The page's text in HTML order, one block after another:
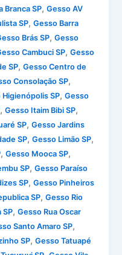
Branca SP,Gesso AV
SP,Gesso Barra
Brás SP,Gesso
Cambuci SP,Gesso
SP,Gesso Centro de
Consolação SP,
Higienópolis SP,Gesso
,Gesso Itaim Bibi SP,
SP,Gesso Jardins
SP,Gesso Limão SP,
,Gesso Mooca SP,
SP,Gesso Paraíso
SP,Gesso Pinheiros
SP,Gesso Rio
SP,Gesso Rua Oscar
Santo Amaro SP,
SP,Gesso Tatuapé